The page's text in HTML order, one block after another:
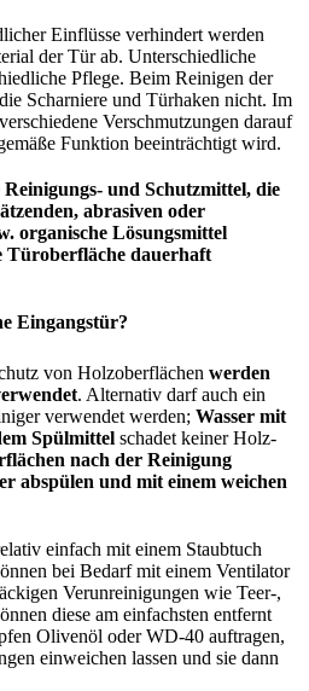
Einflüsse verhindert werden
der Tür ab. Unterschiedliche
Pflege. Beim Reinigen der
Scharniere und Türhaken nicht. Im
Verschmutzungen darauf
Funktion beeinträchtigt wird.
und Schutzmittel, die
abrasiven oder
organische Lösungsmittel
Türoberfläche dauerhaft
Eingangstür?
von Holzoberflächen werden
. Alternativ darf auch ein
verwendet werden; Wasser mit
Spülmittel schadet keiner Holz-
nach der Reinigung
abspülen und mit einem weichen
einfach mit einem Staubtuch
bei Bedarf mit einem Ventilator
Verunreinigungen wie Teer-,
diese am einfachsten entfernt
Olivenöl oder WD-40 auftragen,
einweichen lassen und sie dann